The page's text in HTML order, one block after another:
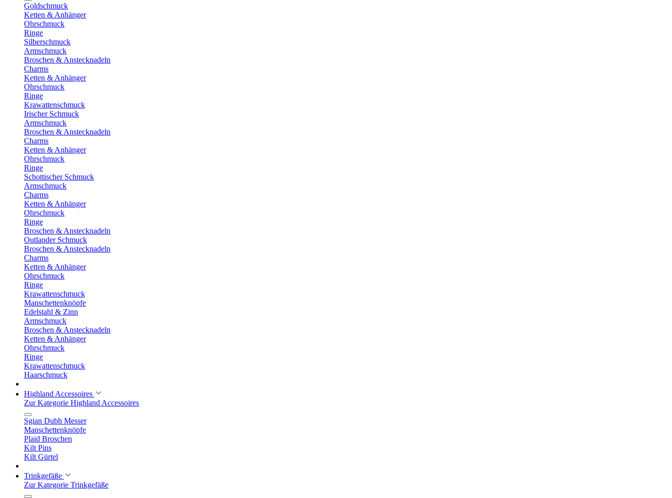
Goldschmuck
Ketten & Anhänger
Ohrschmuck
Ringe
Silberschmuck
Armschmuck
Broschen & Anstecknadeln
Charms
Ketten & Anhänger
Ohrschmuck
Ringe
Krawattenschmuck
Irischer Schmuck
Armschmuck
Broschen & Anstecknadeln
Charms
Ketten & Anhänger
Ohrschmuck
Ringe
Schottischer Schmuck
Armschmuck
Charms
Ketten & Anhänger
Ohrschmuck
Ringe
Broschen & Anstecknadeln
Outlander Schmuck
Broschen & Anstecknadeln
Charms
Ketten & Anhänger
Ohrschmuck
Ringe
Krawattenschmuck
Manschettenknöpfe
Edelstahl & Zinn
Armschmuck
Broschen & Anstecknadeln
Ketten & Anhänger
Ohrschmuck
Ringe
Krawattenschmuck
Haarschmuck
Highland Accessoires
Zur Kategorie Highland Accessoires
Sgian Dubh Messer
Manschettenknöpfe
Plaid Broschen
Kilt Pins
Kilt Gürtel
Trinkgefäße
Zur Kategorie Trinkgefäße